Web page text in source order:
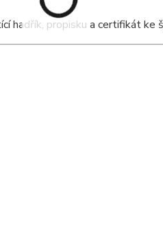
hadřík, propisku a certifikát ke